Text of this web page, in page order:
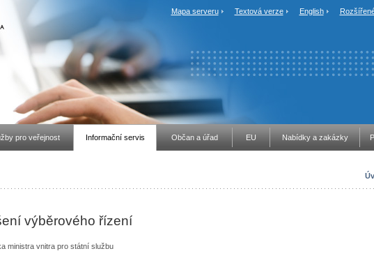
Mapa serveru Textová verze English
pro veřejnost Informační servis Občan a úřad EU Nabídky a zakázky
výběrového řízení
ministra vnitra pro státní službu